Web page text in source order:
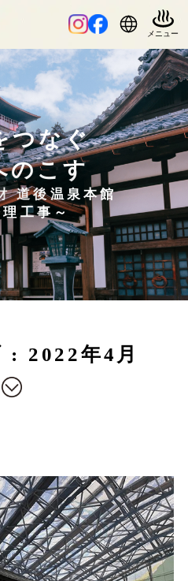
つなぐ
のこす
道後温泉本館
理工事～
: 2022年4月